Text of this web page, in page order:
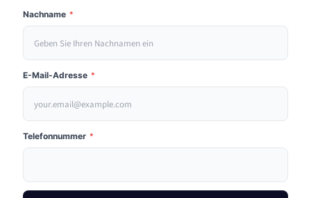
Nachname *
E-Mail-Adresse *
Telefonnummer *